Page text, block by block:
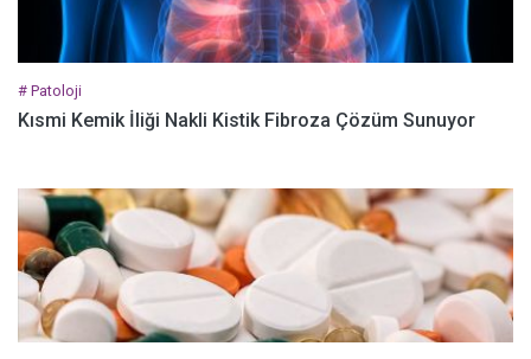
# Patoloji
Kısmi Kemik İliği Nakli Kistik Fibroza Çözüm Sunuyor